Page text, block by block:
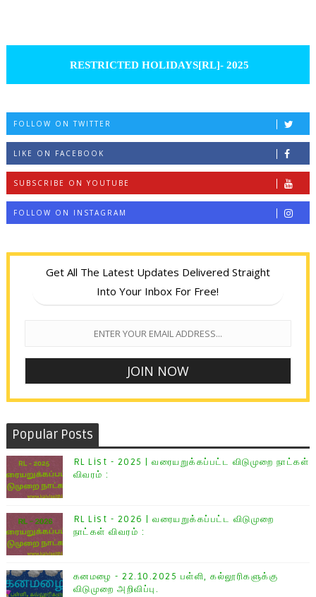
RESTRICTED HOLIDAYS[RL]- 2025
FOLLOW ON TWITTER
LIKE ON FACEBOOK
SUBSCRIBE ON YOUTUBE
FOLLOW ON INSTAGRAM
Get All The Latest Updates Delivered Straight
Into Your Inbox For Free!
Popular Posts
RL List - 2025 | வரையறுக்கப்பட்ட விடுமுறை நாட்கள்
விவரம் :
RL List - 2026 | வரையறுக்கப்பட்ட விடுமுறை
நாட்கள் விவரம் :
கனமழை - 22.10.2025 பள்ளி, கல்லூரிகளுக்கு
விடுமுறை அறிவிப்பு.